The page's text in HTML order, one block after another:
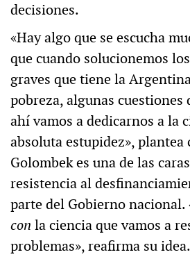
decisiones.
«Hay algo que se escucha
que cuando solucionemos
graves que tiene la
pobreza, algunas cuestiones
ahí vamos a dedicarnos a la
absoluta estupidez», plantea
Golombek es una de las
resistencia al
parte del Gobierno nacional.
con la ciencia que vamos a
problemas», reafirma su idea.